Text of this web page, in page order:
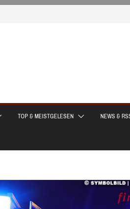
TOP & MEISTGELESEN NEWS &